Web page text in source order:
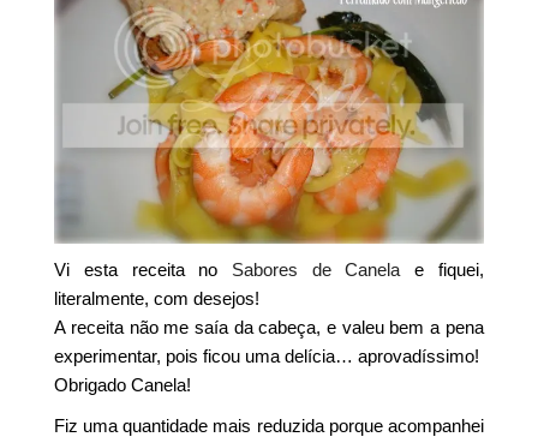
Vi esta receita no Sabores de Canela e fiquei,
literalmente, com desejos!
A receita não me saía da cabeça, e valeu bem a pena
experimentar, pois ficou uma delícia… aprovadíssimo!
Obrigado Canela!
Fiz uma quantidade mais reduzida porque acompanhei